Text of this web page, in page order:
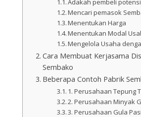
Adakah pembeli
Mencari pemasok
Menentukan Harga
Menentukan Modal
Mengelola Usaha
Cara Membuat Kerjasama
Sembako
Beberapa Contoh Pabrik
1. Perusahaan Tepung
2. Perusahaan Minyak
3. Perusahaan Gula